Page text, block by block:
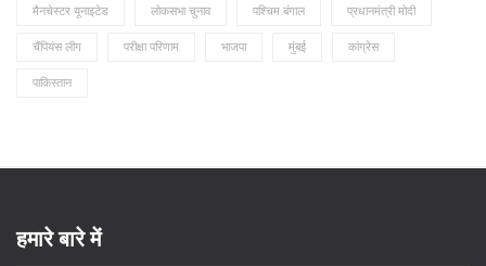
मैनचेस्टर यूनाइटेड लोकसभा चुनाव पश्चिम बंगाल प्रधानमंत्री मोदी
चैंपियंस लीग परीक्षा परिणाम भाजपा मुंबई कांग्रेस
पाकिस्तान
हमारे बारे में